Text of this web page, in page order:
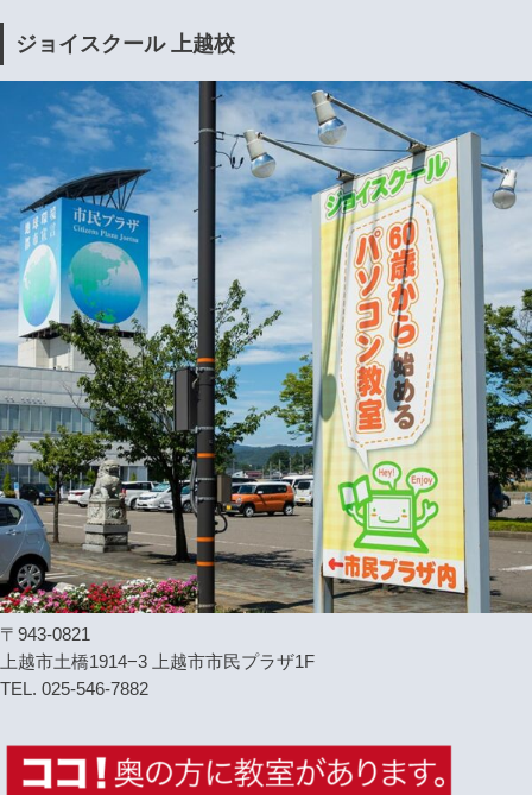
ジョイスクール 上越校
〒943-0821
上越市土橋1914−3 上越市市民プラザ1F
TEL. 025-546-7882